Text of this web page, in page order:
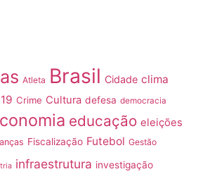
Atleta Brasil Cidade clima
Crime Cultura defesa democracia
educação eleições
Fiscalização Futebol Gestão
infraestrutura investigação